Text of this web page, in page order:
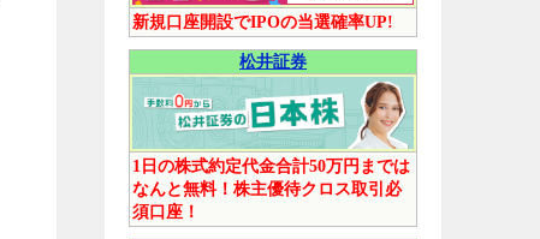
新規口座開設でIPOの当選確率UP!
松井証券
1日の株式約定代金合計50万円までは
なんと無料！株主優待クロス取引必
須口座！